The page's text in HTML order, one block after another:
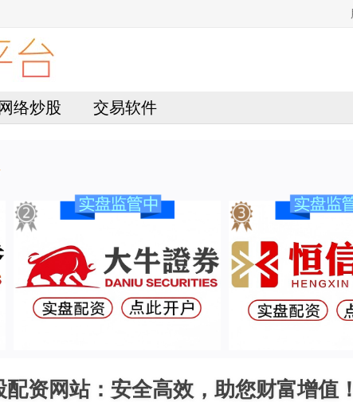
络炒股 交易软件
资网站：安全高效，助您财富增值！